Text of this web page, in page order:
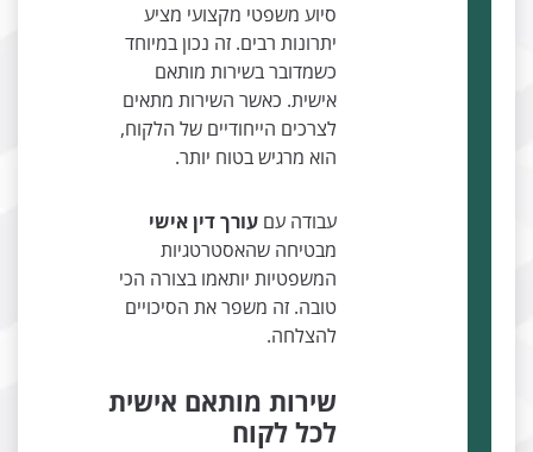
סיוע משפטי מקצועי מציע
יתרונות רבים. זה נכון במיוחד
כשמדובר בשירות מותאם
אישית. כאשר השירות מתאים
לצרכים הייחודיים של הלקוח,
הוא מרגיש בטוח יותר.
עבודה עםעורך דין אישי
מבטיחה שהאסטרטגיות
המשפטיות יותאמו בצורה הכי
טובה. זה משפר את הסיכויים
להצלחה.
שירות מותאם אישית
לכל לקוח